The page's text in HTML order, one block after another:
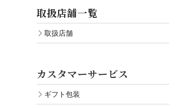
取扱店舗一覧
取扱店舗
カスタマーサービス
ギフト包装